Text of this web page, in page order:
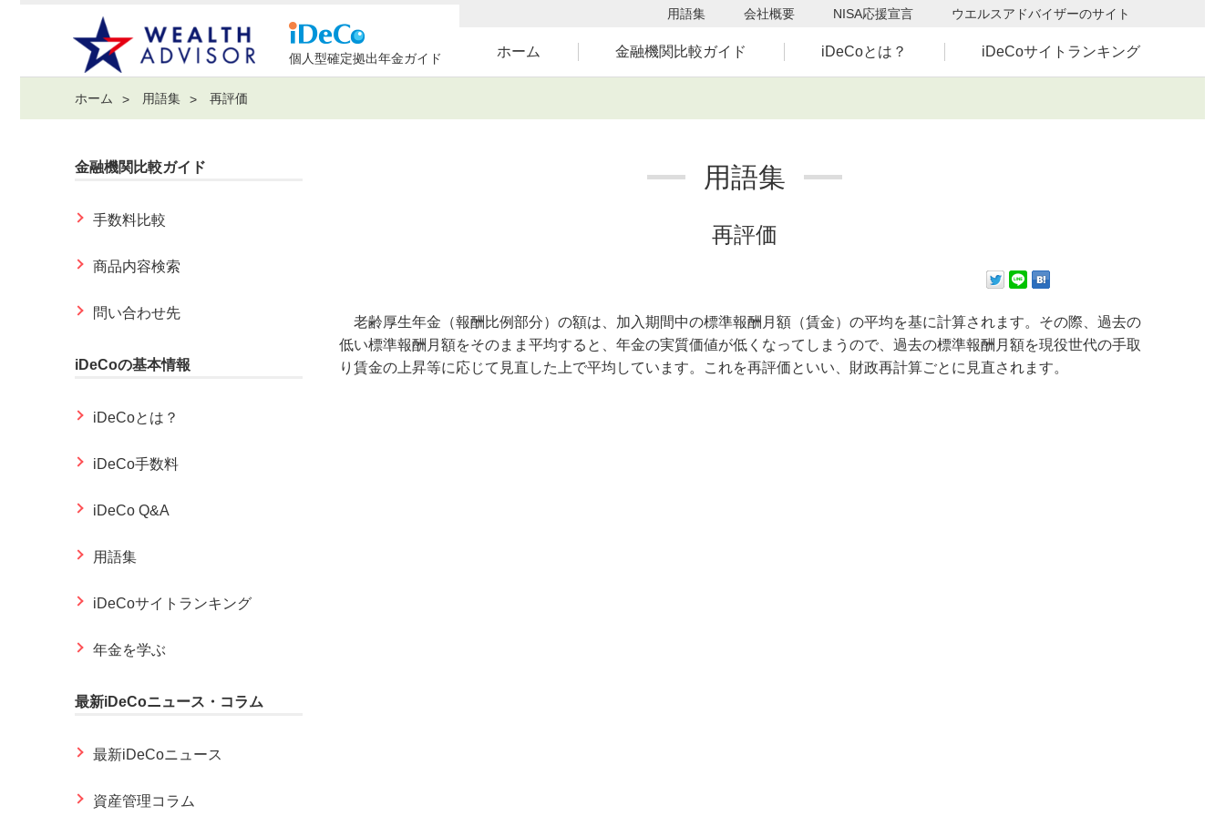
個人型確定拠出年金ガイド
用語集 会社概要 NISA応援宣言 ウエルスアドバイザーのサイト
ホーム 金融機関比較ガイド iDeCoとは？ iDeCoサイトランキング
ホーム 用語集 再評価
用語集
再評価
老齢厚生年金（報酬比例部分）の額は、加入期間中の標準報酬月額（賃金）の平均を基に計算されます。その際、過去の
低い標準報酬月額をそのまま平均すると、年金の実質価値が低くなってしまうので、過去の標準報酬月額を現役世代の手取
り賃金の上昇等に応じて見直した上で平均しています。これを再評価といい、財政再計算ごとに見直されます。
金融機関比較ガイド
手数料比較
商品内容検索
問い合わせ先
iDeCoの基本情報
iDeCoとは？
iDeCo手数料
iDeCo Q&A
用語集
iDeCoサイトランキング
年金を学ぶ
最新iDeCoニュース・コラム
最新iDeCoニュース
資産管理コラム